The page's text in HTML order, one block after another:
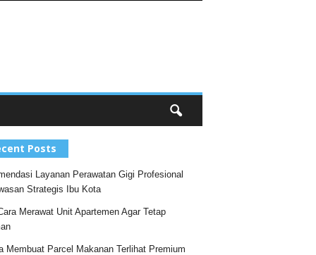
Posts
Layanan Perawatan Gigi Profesional
Strategis Ibu Kota
Merawat Unit Apartemen Agar Tetap
Membuat Parcel Makanan Terlihat Premium